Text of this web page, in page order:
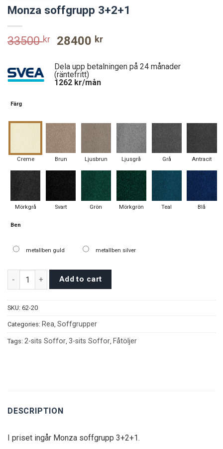
Monza soffgrupp 3+2+1
33500kr
Original
was:
33500 kr.
28400 krCurrent
is:
Dela upp betalningen på 24 månader
(räntefritt)
1262 kr/mån
Färg
Creme Brun Ljusbrun Ljusgrå Grå Antracit
Mörkgrå Svart Grön Mörkgrön Teal Blå
Ben
metallben guld metallben silver
Monza soffgrupp 3+2+1 quantity
Add to cart
SKU: 62-20
Categories: Rea Soffgrupper
Tags: 2-sits Soffor 3-sits Soffor Fåtöljer
DESCRIPTION
I priset ingår Monza soffgrupp 3+2+1.